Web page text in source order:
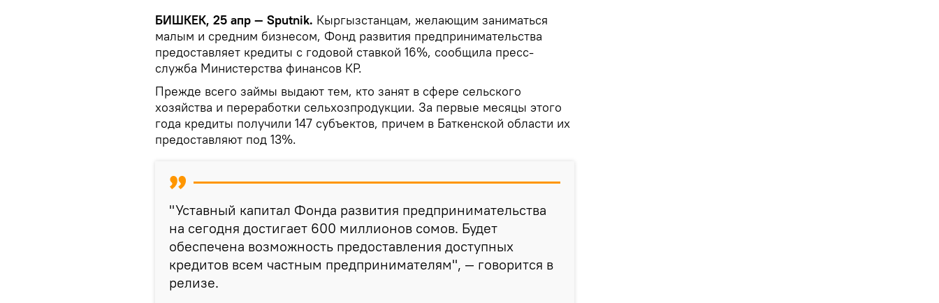
БИШКЕК, 25 апр — Sputnik. Кыргызстанцам, желающим заниматься
малым и средним бизнесом, Фонд развития предпринимательства
предоставляет кредиты с годовой ставкой 16%, сообщила пресс-
служба Министерства финансов КР.
Прежде всего займы выдают тем, кто занят в сфере сельского
хозяйства и переработки сельхозпродукции. За первые месяцы этого
года кредиты получили 147 субъектов, причем в Баткенской области их
предоставляют под 13%.
"Уставный капитал Фонда развития предпринимательства
на сегодня достигает 600 миллионов сомов. Будет
обеспечена возможность предоставления доступных
кредитов всем частным предпринимателям", — говорится в
релизе.